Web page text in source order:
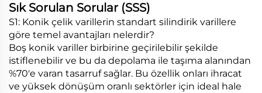
Sık Sorulan Sorular (SSS)
S1: Konik çelik varillerin standart silindirik varillere
göre temel avantajları nelerdir?
Boş konik variller birbirine geçirilebilir şekilde
istiflenebilir ve bu da depolama ile taşıma alanından
%70'e varan tasarruf sağlar. Bu özellik onları ihracat
ve yüksek dönüşüm oranlı sektörler için ideal hale